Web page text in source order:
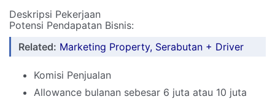
Deskripsi Pekerjaan
Potensi Pendapatan Bisnis:
Related: Marketing Property, Serabutan + Driver
Komisi Penjualan
Allowance bulanan sebesar 6 juta atau 10 juta